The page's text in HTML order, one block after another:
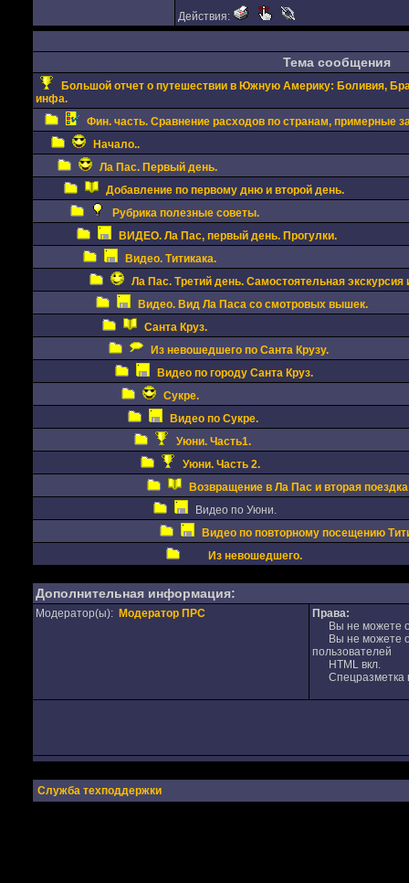
Действия:
Тема сообщения
Большой отчет о путешествии в Южную Америку: Боливия,
инфа.
Фин. часть. Сравнение расходов по странам, примерные
Начало..
Ла Пас. Первый день.
Добавление по первому дню и второй день.
Рубрика полезные советы.
ВИДЕО. Ла Пас, первый день. Прогулки.
Видео. Титикака.
Ла Пас. Третий день. Самостоятельная экскурсия
Видео. Вид Ла Паса со смотровых вышек.
Санта Круз.
Из невошедшего по Санта Крузу.
Видео по городу Санта Круз.
Сукре.
Видео по Сукре.
Уюни. Часть1.
Уюни. Часть 2.
Возвращение в Ла Пас и вторая
Видео по Уюни.
Видео по повторному посещению
Из невошедшего.
Дополнительная информация:
Модератор(ы): Модератор ПРС
Права:
Вы не можете
Вы не можете
пользователей
HTML вкл.
Спецразметка
Служба техподдержки